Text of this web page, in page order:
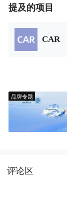
提及的项目
CAR
品牌专题
评论区